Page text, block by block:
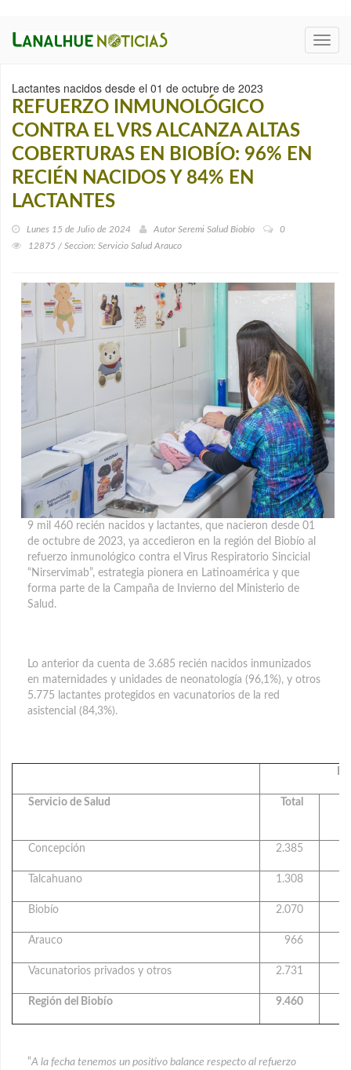
Lactantes nacidos desde el 01 de octubre de 2023
REFUERZO INMUNOLÓGICO
CONTRA EL VRS ALCANZA ALTAS
COBERTURAS EN BIOBÍO: 96% EN
RECIÉN NACIDOS Y 84% EN
LACTANTES
Lunes 15 de Julio de 2024 Autor Seremi Salud Biobío
0
12875 / Seccion: Servicio Salud Arauco
9 mil 460 recién nacidos y lactantes, que nacieron desde 01
de octubre de 2023, ya accedieron en la región del Biobío al
refuerzo inmunológico contra el Virus Respiratorio Sincicial
“Nirservimab”, estrategia pionera en Latinoamérica y que
forma parte de la Campaña de Invierno del Ministerio de
Salud.
Lo anterior da cuenta de 3.685 recién nacidos inmunizados
en maternidades y unidades de neonatología (96,1%), y otros
5.775 lactantes protegidos en vacunatorios de la red
asistencial (84,3%).
Servicio de Salud Total
Concepción 2.385
Talcahuano 1.308
Biobío 2.070
Arauco 966
Vacunatorios privados y otros 2.731
Región del Biobío 9.460
“A la fecha tenemos un positivo balance respecto al refuerzo